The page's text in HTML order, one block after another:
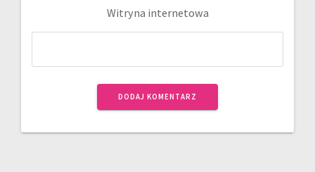
Witryna internetowa